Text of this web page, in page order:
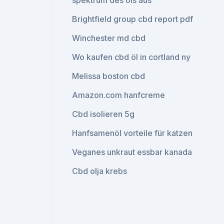
Brightfield group cbd report pdf
Winchester md cbd
Wo kaufen cbd öl in cortland ny
Melissa boston cbd
Amazon.com hanfcreme
Cbd isolieren 5g
Hanfsamenöl vorteile für katzen
Veganes unkraut essbar kanada
Cbd olja krebs